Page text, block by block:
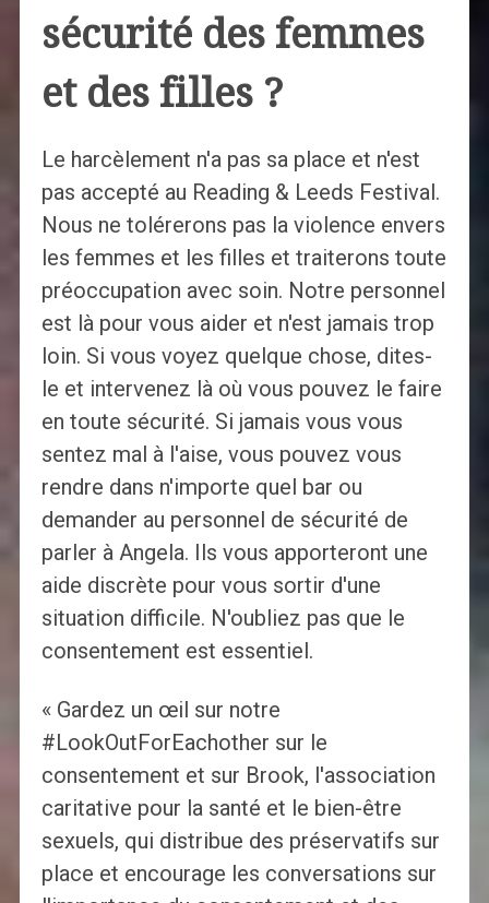
sécurité des femmes
et des filles ?
Le harcèlement n'a pas sa place et n'est
pas accepté au Reading & Leeds Festival.
Nous ne tolérerons pas la violence envers
les femmes et les filles et traiterons toute
préoccupation avec soin. Notre personnel
est là pour vous aider et n'est jamais trop
loin. Si vous voyez quelque chose, dites-
le et intervenez là où vous pouvez le faire
en toute sécurité. Si jamais vous vous
sentez mal à l'aise, vous pouvez vous
rendre dans n'importe quel bar ou
demander au personnel de sécurité de
parler à Angela. Ils vous apporteront une
aide discrète pour vous sortir d'une
situation difficile. N'oubliez pas que le
consentement est essentiel.
« Gardez un œil sur notre
#LookOutForEachother sur le
consentement et sur Brook, l'association
caritative pour la santé et le bien-être
sexuels, qui distribue des préservatifs sur
place et encourage les conversations sur